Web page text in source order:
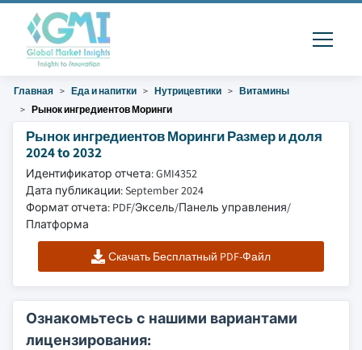
Главная Еда и напитки Нутрицевтики
Витамины
Рынок ингредиентов Моринги
Рынок ингредиентов Моринги Размер и доля
2024 to 2032
Идентификатор отчета: GMI4352
Дата публикации: September 2024
Формат отчета: PDF/Эксель/Панель управления/
Платформа
Скачать Бесплатный PDF-Файл
Ознакомьтесь с нашими вариантами
лицензирования: